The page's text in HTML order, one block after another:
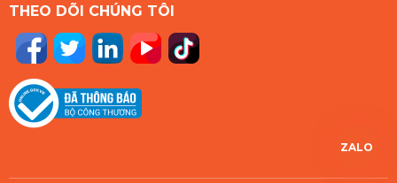
THEO DÕI CHÚNG TÔI
ZALO